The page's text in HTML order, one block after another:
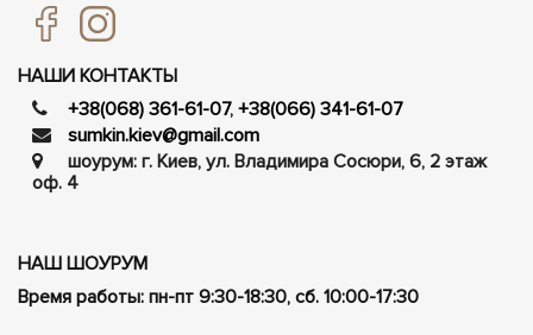
НАШИ КОНТАКТЫ
+38(068) 361-61-07, +38(066) 341-61-07
sumkin.kiev@gmail.com
шоурум: г. Киев, ул. Владимира Сосюри, ​​6, 2 этаж
оф. 4
НАШ ШОУРУМ
Время работы: пн-пт 9:30-18:30, сб. 10:00-17:30